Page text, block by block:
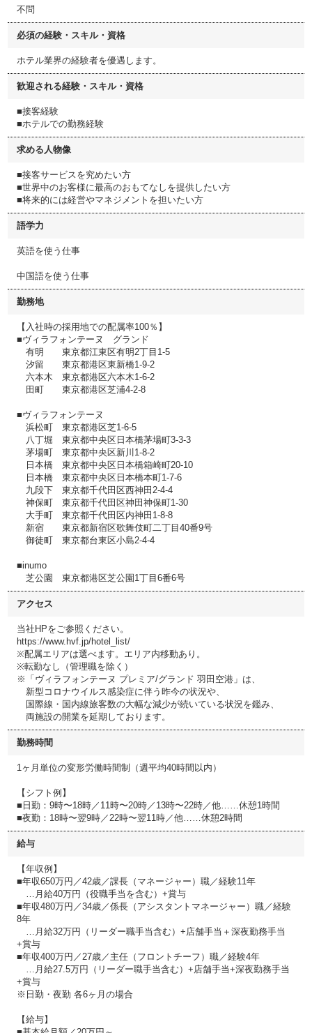
不問
必須の経験・スキル・資格
ホテル業界の経験者を優遇します。
歓迎される経験・スキル・資格
■接客経験
■ホテルでの勤務経験
求める人物像
■接客サービスを究めたい方
■世界中のお客様に最高のおもてなしを提供したい方
■将来的には経営やマネジメントを担いたい方
語学力
英語を使う仕事
中国語を使う仕事
勤務地
【入社時の採用地での配属率100％】
■ヴィラフォンテーヌ グランド
有明 東京都江東区有明2丁目1-5
汐留 東京都港区東新橋1-9-2
六本木 東京都港区六本木1-6-2
田町 東京都港区芝浦4-2-8
■ヴィラフォンテーヌ
浜松町 東京都港区芝1-6-5
八丁堀 東京都中央区日本橋茅場町3-3-3
茅場町 東京都中央区新川1-8-2
日本橋 東京都中央区日本橋箱崎町20-10
日本橋 東京都中央区日本橋本町1-7-6
九段下 東京都千代田区西神田2-4-4
神保町 東京都千代田区神田神保町1-30
大手町 東京都千代田区内神田1-8-8
新宿 東京都新宿区歌舞伎町二丁目40番9号
御徒町 東京都台東区小島2-4-4
■inumo
芝公園 東京都港区芝公園1丁目6番6号
アクセス
当社HPをご参照ください。
https://www.hvf.jp/hotel_list/
※配属エリアは選べます。エリア内移動あり。
※転勤なし（管理職を除く）
※「ヴィラフォンテーヌ プレミア/グランド 羽田空港」は、
新型コロナウイルス感染症に伴う昨今の状況や、
国際線・国内線旅客数の大幅な減少が続いている状況を鑑み、
両施設の開業を延期しております。
勤務時間
1ヶ月単位の変形労働時間制（週平均40時間以内）
【シフト例】
■日勤：9時〜18時／11時〜20時／13時〜22時／他……休憩1時間
■夜勤：18時〜翌9時／22時〜翌11時／他……休憩2時間
給与
【年収例】
■年収650万円／42歳／課長（マネージャー）職／経験11年
…月給40万円（役職手当を含む）+賞与
■年収480万円／34歳／係長（アシスタントマネージャー）職／経験
8年
…月給32万円（リーダー職手当含む）+店舗手当＋深夜勤務手当
+賞与
■年収400万円／27歳／主任（フロントチーフ）職／経験4年
…月給27.5万円（リーダー職手当含む）+店舗手当+深夜勤務手当
+賞与
※日勤・夜勤 各6ヶ月の場合
【給与】